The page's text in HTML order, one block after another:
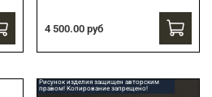
4 500.00 руб
Рисунок изделия защищен авторским
правом! Копирование запрещено!